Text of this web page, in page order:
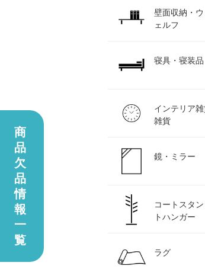
壁面収納・
ェルフ
寝具・寝装品
インテリア
雑貨
鏡・ミラー
コートスタ
トハンガー
ラグ
商
品
欠
品
情
報
一
覧